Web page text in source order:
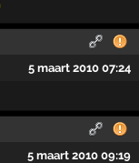
5 maart 2010 07:24
5 maart 2010 09:19